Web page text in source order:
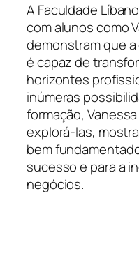
A Faculdade
com alunos como
demonstram que
é capaz de
horizontes
inúmeras
formação,
explorá-las,
bem
sucesso e para a
negócios.